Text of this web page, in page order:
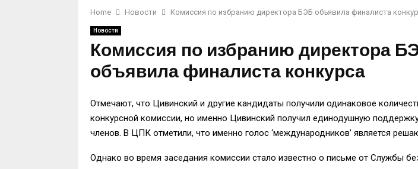
Home Новости ​Комиссия по избранию директора БЭБ объявила финалиста
Новости
​Комиссия по избранию директора
объявила финалиста конкурса
Отмечают, что Цивинский и другие кандидаты получили одинаковое
конкурсной комиссии, но именно Цивинский получил единодушную
членов. В ЦПК отметили, что именно голос ‘международников’ является
Однако во время заседания комиссии стало известно о письме от Службы